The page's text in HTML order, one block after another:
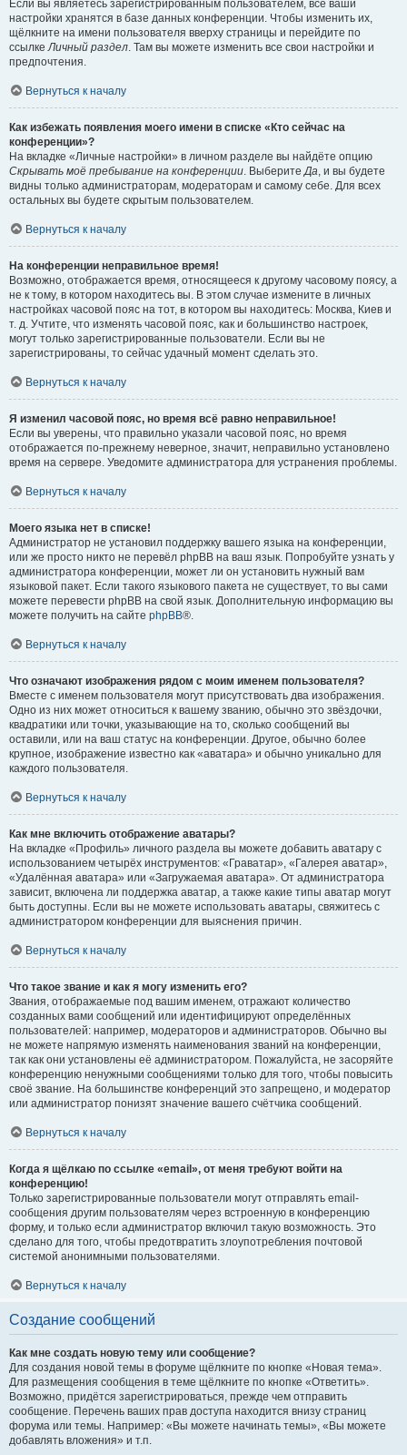
Если вы являетесь зарегистрированным пользователем, все ваши
настройки хранятся в базе данных конференции. Чтобы изменить их,
щёлкните на имени пользователя вверху страницы и перейдите по
ссылкеЛичный раздел. Там вы можете изменить все свои настройки и
предпочтения.
Вернуться к началу
Как избежать появления моего имени в списке «Кто сейчас на
конференции»?
На вкладке «Личные настройки» в личном разделе вы найдёте опцию
Скрывать моё пребывание на конференции. ВыберитеДа, и вы будете
видны только администраторам, модераторам и самому себе. Для всех
остальных вы будете скрытым пользователем.
Вернуться к началу
На конференции неправильное время!
Возможно, отображается время, относящееся к другому часовому поясу, а
не к тому, в котором находитесь вы. В этом случае измените в личных
настройках часовой пояс на тот, в котором вы находитесь: Москва, Киев и
т. д. Учтите, что изменять часовой пояс, как и большинство настроек,
могут только зарегистрированные пользователи. Если вы не
зарегистрированы, то сейчас удачный момент сделать это.
Вернуться к началу
Я изменил часовой пояс, но время всё равно неправильное!
Если вы уверены, что правильно указали часовой пояс, но время
отображается по-прежнему неверное, значит, неправильно установлено
время на сервере. Уведомите администратора для устранения проблемы.
Вернуться к началу
Моего языка нет в списке!
Администратор не установил поддержку вашего языка на конференции,
или же просто никто не перевёл phpBB на ваш язык. Попробуйте узнать у
администратора конференции, может ли он установить нужный вам
языковой пакет. Если такого языкового пакета не существует, то вы сами
можете перевести phpBB на свой язык. Дополнительную информацию вы
можете получить на сайте phpBB®.
Вернуться к началу
Что означают изображения рядом с моим именем пользователя?
Вместе с именем пользователя могут присутствовать два изображения.
Одно из них может относиться к вашему званию, обычно это звёздочки,
квадратики или точки, указывающие на то, сколько сообщений вы
оставили, или на ваш статус на конференции. Другое, обычно более
крупное, изображение известно как «аватара» и обычно уникально для
каждого пользователя.
Вернуться к началу
Как мне включить отображение аватары?
На вкладке «Профиль» личного раздела вы можете добавить аватару с
использованием четырёх инструментов: «Граватар», «Галерея аватар»,
«Удалённая аватара» или «Загружаемая аватара». От администратора
зависит, включена ли поддержка аватар, а также какие типы аватар могут
быть доступны. Если вы не можете использовать аватары, свяжитесь с
администратором конференции для выяснения причин.
Вернуться к началу
Что такое звание и как я могу изменить его?
Звания, отображаемые под вашим именем, отражают количество
созданных вами сообщений или идентифицируют определённых
пользователей: например, модераторов и администраторов. Обычно вы
не можете напрямую изменять наименования званий на конференции,
так как они установлены её администратором. Пожалуйста, не засоряйте
конференцию ненужными сообщениями только для того, чтобы повысить
своё звание. На большинстве конференций это запрещено, и модератор
или администратор понизят значение вашего счётчика сообщений.
Вернуться к началу
Когда я щёлкаю по ссылке «email», от меня требуют войти на
конференцию!
Только зарегистрированные пользователи могут отправлять email-
сообщения другим пользователям через встроенную в конференцию
форму, и только если администратор включил такую возможность. Это
сделано для того, чтобы предотвратить злоупотребления почтовой
системой анонимными пользователями.
Вернуться к началу
Создание сообщений
Как мне создать новую тему или сообщение?
Для создания новой темы в форуме щёлкните по кнопке «Новая тема».
Для размещения сообщения в теме щёлкните по кнопке «Ответить».
Возможно, придётся зарегистрироваться, прежде чем отправить
сообщение. Перечень ваших прав доступа находится внизу страниц
форума или темы. Например: «Вы можете начинать темы», «Вы можете
добавлять вложения» и т.п.